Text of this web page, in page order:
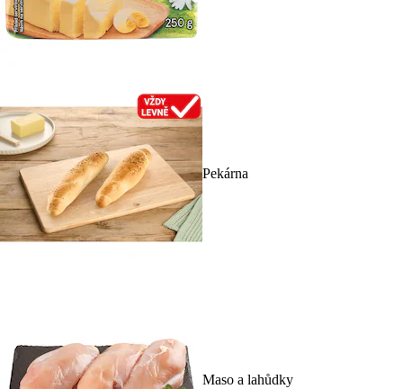
Pekárna
Maso a lahůdky